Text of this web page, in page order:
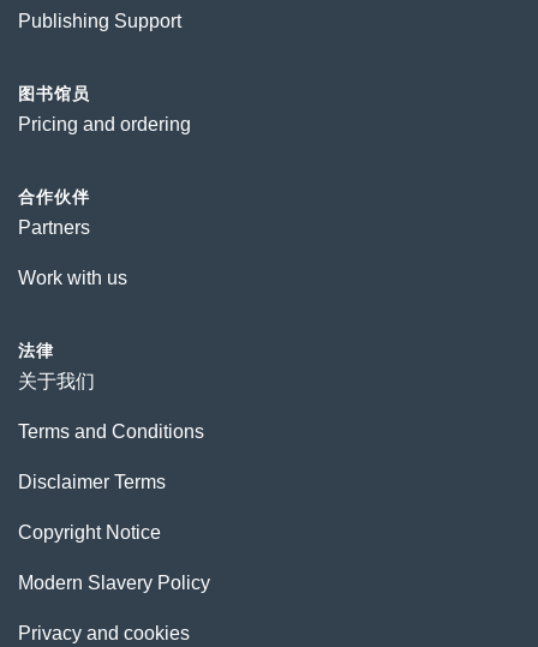
Publishing Support
图书馆员
Pricing and ordering
合作伙伴
Partners
Work with us
法律
关于我们
Terms and Conditions
Disclaimer Terms
Copyright Notice
Modern Slavery Policy
Privacy and cookies